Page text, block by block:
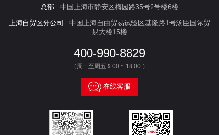
总部 : 中国上海市静安区梅园路35号2号楼6楼
上海自贸区分公司 : 中国上海自由贸易试验区基隆路1号汤臣国际贸
易大楼15楼
400-990-8829
（周一至周五 9:00 ~ 18:00 ）
 在线客服